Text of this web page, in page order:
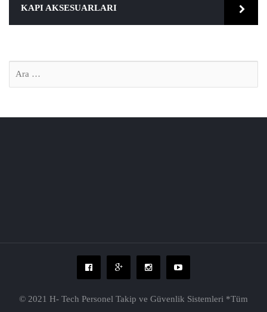
KAPI AKSESUARLARI
© 2021 H- Tech Personel Takip ve Güvenlik Sistemleri *Tüm